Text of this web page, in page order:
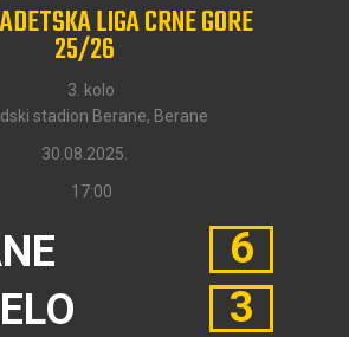
LIGA CRNE GORE
25/26
3. kolo
stadion Berane, Berane
30.08.2025.
17:00
6
3